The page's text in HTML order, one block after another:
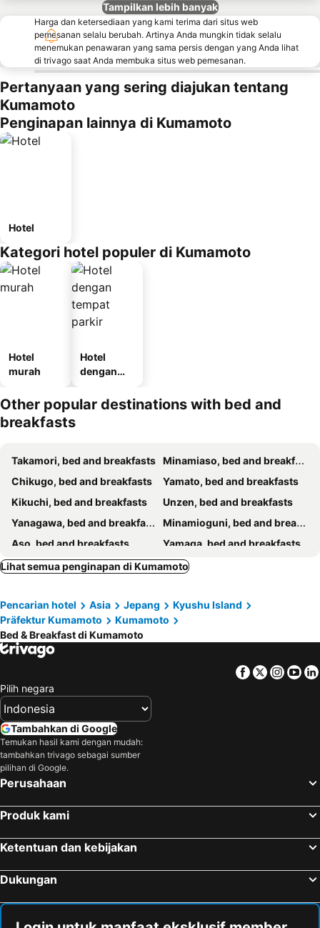
Tampilkan lebih banyak
Harga dan ketersediaan yang kami terima dari situs web
pemesanan selalu berubah. Artinya Anda mungkin tidak selalu
menemukan penawaran yang sama persis dengan yang Anda lihat
di trivago saat Anda membuka situs web pemesanan.
Pertanyaan yang sering diajukan tentang
Kumamoto
Penginapan lainnya di Kumamoto
Hotel
Kategori hotel populer di Kumamoto
Hotel
murah
Hotel
dengan
parkir
Other popular destinations with bed and
breakfasts
Takamori, bed and breakfasts Minamiaso, bed and breakfasts
Chikugo, bed and breakfasts
Yamato, bed and breakfasts
Kikuchi, bed and breakfasts
Unzen, bed and breakfasts
Yanagawa, bed and breakfasts
Minamioguni, bed and breakfasts
Aso, bed and breakfasts
Yamaga, bed and breakfasts
Yatsushiro, bed and breakfasts
Nankan, bed and breakfasts
Lihat semua penginapan di Kumamoto
Pencarian hotel Asia Jepang
Kyushu Island
Präfektur Kumamoto
Kumamoto
Bed & Breakfast di Kumamoto
Facebook
Twitter
Pilih negara
Tambahkan di Google
Temukan hasil kami dengan mudah:
tambahkan trivago sebagai sumber
pilihan di Google.
Perusahaan
Produk kami
Ketentuan dan kebijakan
Dukungan